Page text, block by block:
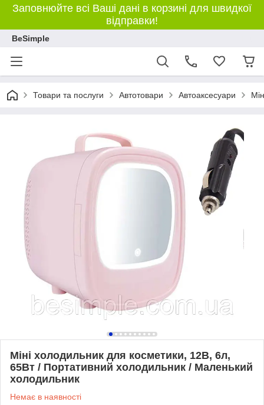
Заповнюйте всі Ваші дані в корзині для швидкої
відправки!
BeSimple
Товари та послуги Автотовари Автоаксесуари
Міні холодильник для косметики, 12В, 6л,
65Вт / Портативний холодильник / Маленький
холодильник
Немає в наявності